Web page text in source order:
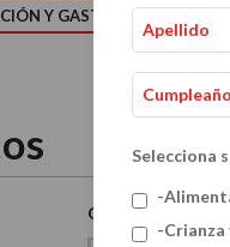
Y GASTRONOMÍA
Ordenar por:
Selecciona
-
-Crianza